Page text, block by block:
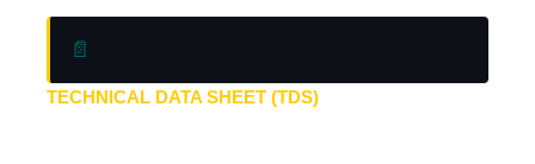
📄
TECHNICAL DATA SHEET (TDS)